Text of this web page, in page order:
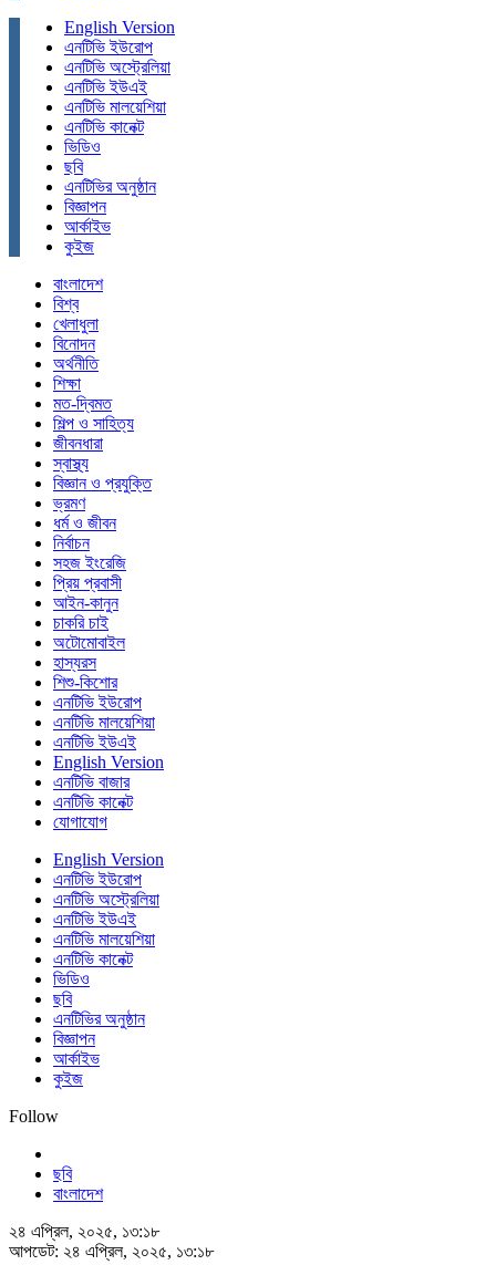
English Version
এনটিভি ইউরোপ
এনটিভি অস্ট্রেলিয়া
এনটিভি ইউএই
এনটিভি মালয়েশিয়া
এনটিভি কানেক্ট
ভিডিও
ছবি
এনটিভির অনুষ্ঠান
বিজ্ঞাপন
আর্কাইভ
কুইজ
বাংলাদেশ
বিশ্ব
খেলাধুলা
বিনোদন
অর্থনীতি
শিক্ষা
মত-দ্বিমত
শিল্প ও সাহিত্য
জীবনধারা
স্বাস্থ্য
বিজ্ঞান ও প্রযুক্তি
ভ্রমণ
ধর্ম ও জীবন
নির্বাচন
সহজ ইংরেজি
প্রিয় প্রবাসী
আইন-কানুন
চাকরি চাই
অটোমোবাইল
হাস্যরস
শিশু-কিশোর
এনটিভি ইউরোপ
এনটিভি মালয়েশিয়া
এনটিভি ইউএই
English Version
এনটিভি বাজার
এনটিভি কানেক্ট
যোগাযোগ
English Version
এনটিভি ইউরোপ
এনটিভি অস্ট্রেলিয়া
এনটিভি ইউএই
এনটিভি মালয়েশিয়া
এনটিভি কানেক্ট
ভিডিও
ছবি
এনটিভির অনুষ্ঠান
বিজ্ঞাপন
আর্কাইভ
কুইজ
Follow
ছবি
বাংলাদেশ
২৪ এপ্রিল, ২০২৫, ১৩:১৮
আপডেট: ২৪ এপ্রিল, ২০২৫, ১৩:১৮